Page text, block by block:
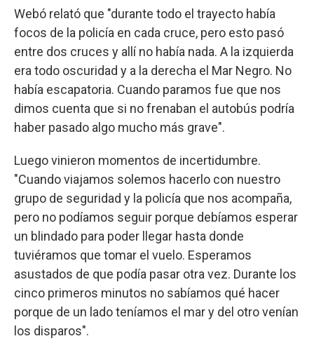
Webó relató que "durante todo el trayecto había
focos de la policía en cada cruce, pero esto pasó
entre dos cruces y allí no había nada. A la izquierda
era todo oscuridad y a la derecha el Mar Negro. No
había escapatoria. Cuando paramos fue que nos
dimos cuenta que si no frenaban el autobús podría
haber pasado algo mucho más grave".
Luego vinieron momentos de incertidumbre.
"Cuando viajamos solemos hacerlo con nuestro
grupo de seguridad y la policía que nos acompaña,
pero no podíamos seguir porque debíamos esperar
un blindado para poder llegar hasta donde
tuviéramos que tomar el vuelo. Esperamos
asustados de que podía pasar otra vez. Durante los
cinco primeros minutos no sabíamos qué hacer
porque de un lado teníamos el mar y del otro venían
los disparos".